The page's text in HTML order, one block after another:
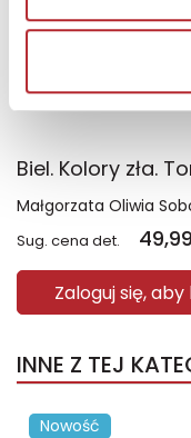
Małgorzata Oliwia
Sug. cena det. 49,99
Zaloguj się, aby
INNE Z TEJ
Nowość